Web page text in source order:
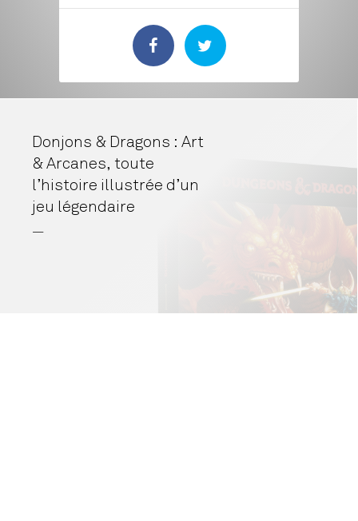
Donjons & Dragons : Art
& Arcanes, toute
l’histoire illustrée d’un
jeu légendaire